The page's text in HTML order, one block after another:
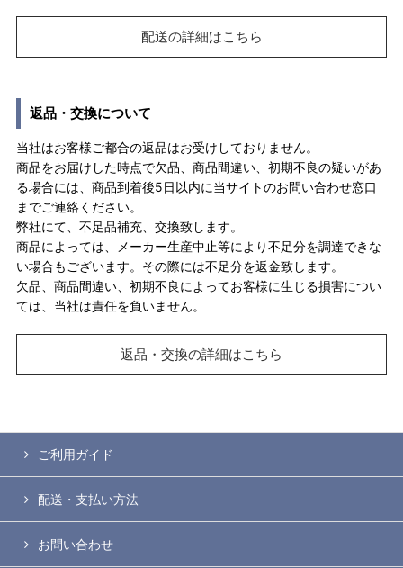
配送の詳細はこちら
返品・交換について
当社はお客様ご都合の返品はお受けしておりません。
商品をお届けした時点で欠品、商品間違い、初期不良の疑いがあ
る場合には、商品到着後5日以内に当サイトのお問い合わせ窓口
までご連絡ください。
弊社にて、不足品補充、交換致します。
商品によっては、メーカー生産中止等により不足分を調達できな
い場合もございます。その際には不足分を返金致します。
欠品、商品間違い、初期不良によってお客様に生じる損害につい
ては、当社は責任を負いません。
返品・交換の詳細はこちら
ご利用ガイド
配送・支払い方法
お問い合わせ